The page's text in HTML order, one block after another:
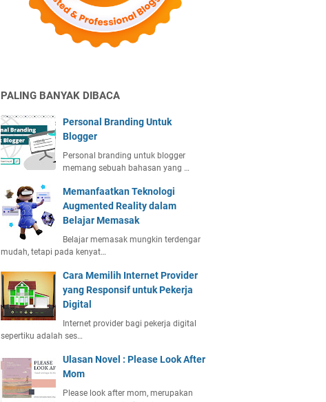
PALING BANYAK DIBACA
Personal Branding Untuk
Blogger
Personal branding untuk blogger
memang sebuah bahasan yang …
Memanfaatkan Teknologi
Augmented Reality dalam
Belajar Memasak
Belajar memasak mungkin terdengar
mudah, tetapi pada kenyat…
Cara Memilih Internet Provider
yang Responsif untuk Pekerja
Digital
Internet provider bagi pekerja digital
sepertiku adalah ses…
Ulasan Novel : Please Look After
Mom
Please look after mom, merupakan